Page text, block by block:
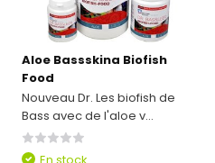
Aloe Bassskina Biofish
Food
Nouveau Dr. Les biofish de
Bass avec de l'aloe v...